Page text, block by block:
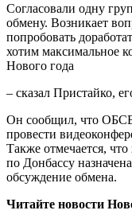
Согласовали одну
обмену. Возникает
попробовать
хотим максимальное
Нового года
– сказал Пристайко,
Он сообщил, что ОБСЕ
провести
Также отмечается,
по Донбассу
обсуждение обмена.
Читайте новости